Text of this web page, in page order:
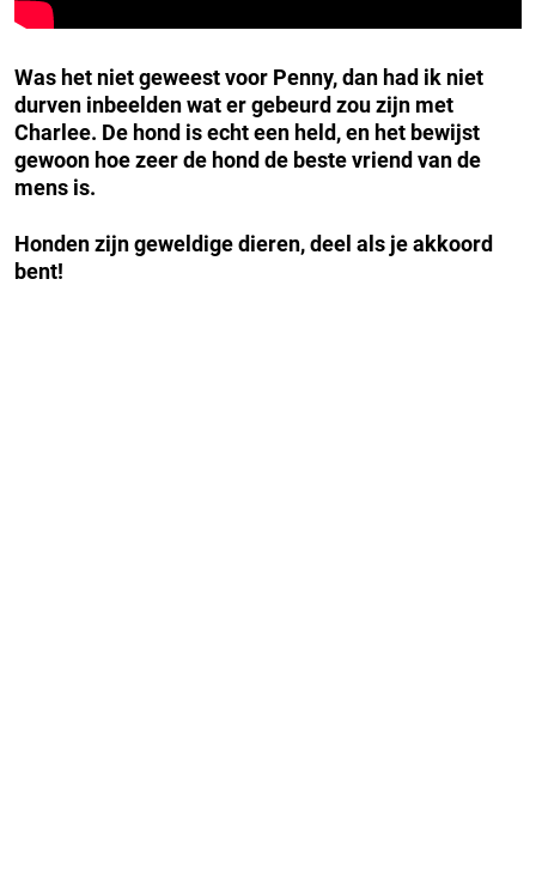
Was het niet geweest voor Penny, dan had ik niet
durven inbeelden wat er gebeurd zou zijn met
Charlee. De hond is echt een held, en het bewijst
gewoon hoe zeer de hond de beste vriend van de
mens is.
Honden zijn geweldige dieren, deel als je akkoord
bent!